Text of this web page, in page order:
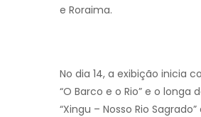
e Roraima.
No dia 14, a exibição inicia
“O Barco e o Rio” e o longa
“Xingu – Nosso Rio